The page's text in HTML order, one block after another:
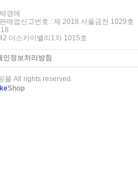
경애
매업신고번호 : 제 2018 서울금천 1029호
더스카이밸리1차 1015호
인정보처리방침
All rights reserved.
Shop